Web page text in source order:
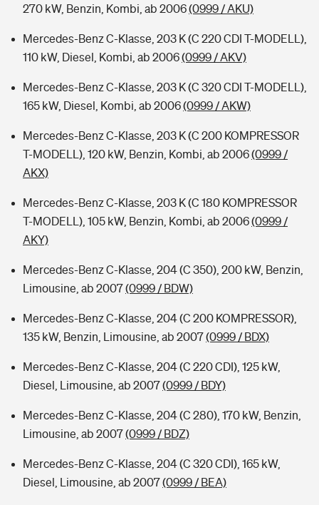
270 kW, Benzin, Kombi, ab 2006(0999 / AKU)
Mercedes-Benz C-Klasse, 203 K (C 220 CDI T-MODELL),
110 kW, Diesel, Kombi, ab 2006(0999 / AKV)
Mercedes-Benz C-Klasse, 203 K (C 320 CDI T-MODELL),
165 kW, Diesel, Kombi, ab 2006(0999 / AKW)
Mercedes-Benz C-Klasse, 203 K (C 200 KOMPRESSOR
T-MODELL), 120 kW, Benzin, Kombi, ab 2006(0999 /
AKX)
Mercedes-Benz C-Klasse, 203 K (C 180 KOMPRESSOR
T-MODELL), 105 kW, Benzin, Kombi, ab 2006(0999 /
AKY)
Mercedes-Benz C-Klasse, 204 (C 350), 200 kW, Benzin,
Limousine, ab 2007(0999 / BDW)
Mercedes-Benz C-Klasse, 204 (C 200 KOMPRESSOR),
135 kW, Benzin, Limousine, ab 2007(0999 / BDX)
Mercedes-Benz C-Klasse, 204 (C 220 CDI), 125 kW,
Diesel, Limousine, ab 2007(0999 / BDY)
Mercedes-Benz C-Klasse, 204 (C 280), 170 kW, Benzin,
Limousine, ab 2007(0999 / BDZ)
Mercedes-Benz C-Klasse, 204 (C 320 CDI), 165 kW,
Diesel, Limousine, ab 2007(0999 / BEA)